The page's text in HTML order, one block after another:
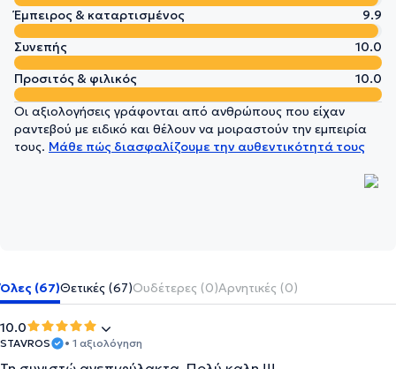
Έμπειρος & καταρτισμένος
9.9
Συνεπής
10.0
Προσιτός & φιλικός
10.0
Οι αξιολογήσεις γράφονται από ανθρώπους που είχαν
ραντεβού με ειδικό και θέλουν να μοιραστούν την εμπειρία
τους. Μάθε πώς διασφαλίζουμε την αυθεντικότητά τους
Όλες (67)Θετικές (67)Ουδέτερες (0)Αρνητικές (0)
10.0
STAVROS • 1 αξιολόγηση